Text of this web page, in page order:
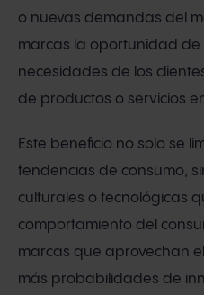
o nuevas demandas del
marcas la oportunidad
necesidades de los
de productos o servicios
Este beneficio no solo se
tendencias de consumo,
culturales o tecnológicas
comportamiento del
marcas que aprovechan
más probabilidades de